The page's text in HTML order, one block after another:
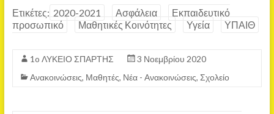
Ετικέτες: 2020-2021 Ασφάλεια
Εκπαιδευτικό
προσωπικό
Μαθητικές Κοινότητες Υγεία ΥΠΑΙΘ
1o ΛΥΚΕΙΟ ΣΠΑΡΤΗΣ
3 Νοεμβρίου 2020
Ανακοινώσεις, Μαθητές, Νέα - Ανακοινώσεις, Σχολείο